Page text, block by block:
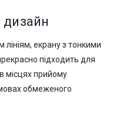
дизайн
екрану з тонкими
підходить для
в місцях прийому
обмеженого